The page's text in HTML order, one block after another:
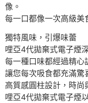
像。
每一口都像一次高級美
獨特風味，引爆味蕾
哩亞4代拋棄式電子煙
每一種口味都經過精心
讓您每次吸食都充滿驚
高質感圓柱設計，時尚
哩亞4代拋棄式電子煙